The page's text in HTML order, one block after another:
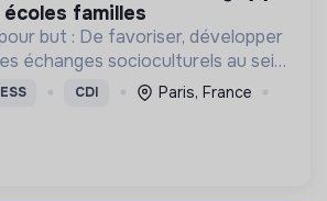
familles
développer
échanges socioculturels au sein
aux cultures variées.
CDI
Paris, France